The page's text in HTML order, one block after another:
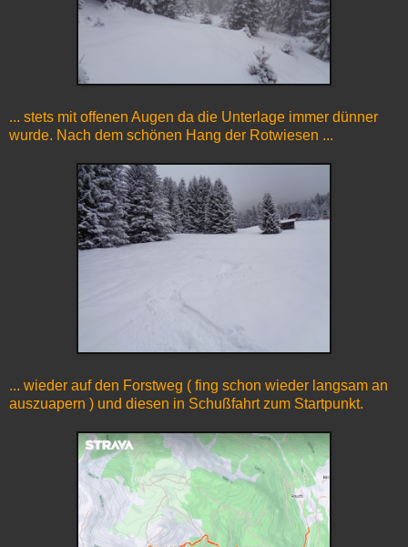
... stets mit offenen Augen da die Unterlage immer dünner
wurde. Nach dem schönen Hang der Rotwiesen ...
... wieder auf den Forstweg ( fing schon wieder langsam an
auszuapern ) und diesen in Schußfahrt zum Startpunkt.